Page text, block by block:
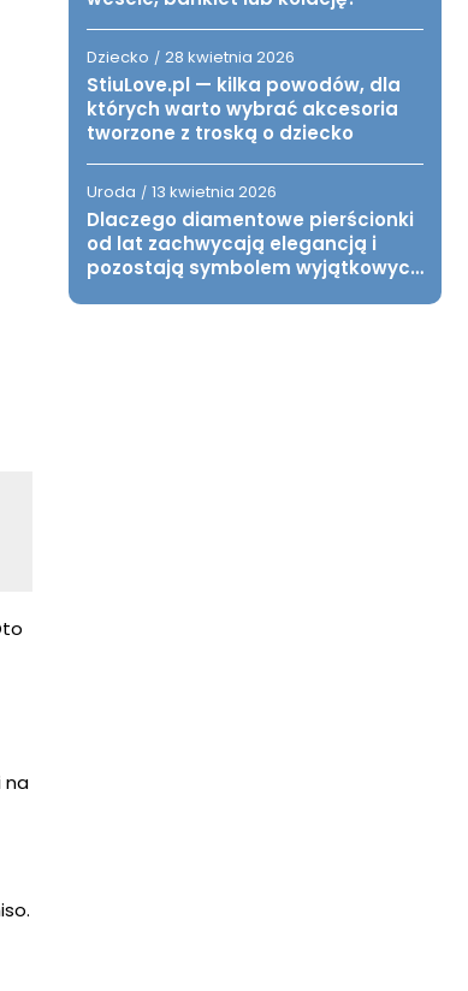
na
Dziecko / 28 kwietnia 2026
StiuLove.pl — kilka powodów, dla
których warto wybrać akcesoria
tworzone z troską o dziecko
Uroda / 13 kwietnia 2026
Dlaczego diamentowe pierścionki
od lat zachwycają elegancją i
pozostają symbolem wyjątkowych